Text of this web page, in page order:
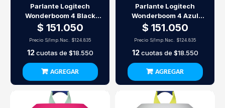
Parlante Logitech
Wonderboom 4 Black
Bluetooth
$ 151.050
Precio S/Imp.Nac. $124.835
12cuotas de $18.550
AGREGAR
Parlante Logitech
Wonderboom 4 Azul
Bluetooth
$ 151.050
Precio S/Imp.Nac. $124.835
12cuotas de $18.550
AGREGAR